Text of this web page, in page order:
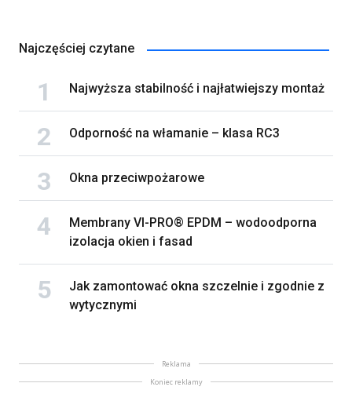
Najczęściej czytane
Najwyższa stabilność i najłatwiejszy montaż
Odporność na włamanie – klasa RC3
Okna przeciwpożarowe
Membrany VI-PRO® EPDM – wodoodporna
izolacja okien i fasad
Jak zamontować okna szczelnie i zgodnie z
wytycznymi
Reklama
Koniec reklamy